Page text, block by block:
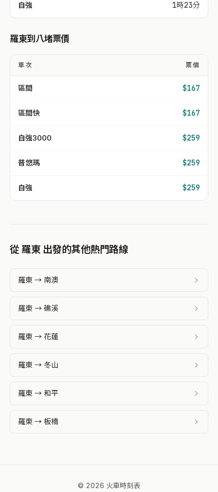
自強 1時23分
羅東到八堵票價
車次 票價
區間 $167
區間快 $167
自強3000 $259
普悠瑪 $259
自強 $259
從 羅東 出發的其他熱門路線
羅東 → 南澳
羅東 → 礁溪
羅東 → 花蓮
羅東 → 冬山
羅東 → 和平
羅東 → 板橋
© 2026 火車時刻表